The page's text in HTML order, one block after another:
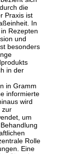
die
Praxis ist
In
Rezepten
und
besonders
in der
in Gramm
informierte
wird
zur
um
Rolle
Eine